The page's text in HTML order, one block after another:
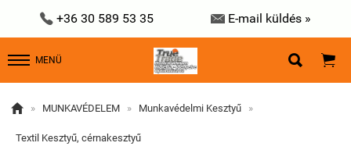
 +36 30 589 53 35  E-mail küldés »
MENÜ  
 » MUNKAVÉDELEM » Munkavédelmi Kesztyű »
Textil Kesztyű, cérnakesztyű